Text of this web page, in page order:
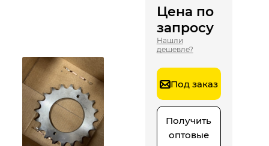
Цена по
запросу
Нашли
дешевле?
Под заказ
Получить
оптовые